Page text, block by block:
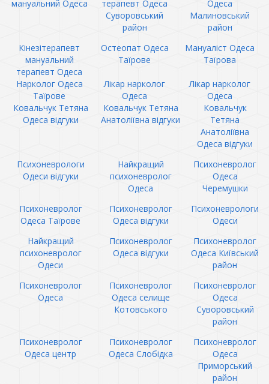
мануальний Одеса
терапевт Одеса
Суворовський
район
Одеса
Малиновський
район
Кінезітерапевт
мануальний
терапевт Одеса
Остеопат Одеса
Таїрове
Мануаліст Одеса
Таїрова
Нарколог Одеса
Таїрове
Лікар нарколог
Одеса
Лікар нарколог
Одеса
Ковальчук Тетяна
Одеса відгуки
Ковальчук Тетяна
Анатоліївна відгуки
Ковальчук
Тетяна
Анатоліївна
Одеса відгуки
Психоневрологи
Одеси відгуки
Найкращий
психоневролог
Одеса
Психоневролог
Одеса
Черемушки
Психоневролог
Одеса Таїрове
Психоневролог
Одеса відгуки
Психоневрологи
Одеси
Найкращий
психоневролог
Одеси
Психоневролог
Одеса відгуки
Психоневролог
Одеса Київський
район
Психоневролог
Одеса
Психоневролог
Одеса селище
Котовського
Психоневролог
Одеса
Суворовський
район
Психоневролог
Одеса центр
Психоневролог
Одеса Слобідка
Психоневролог
Одеса
Приморський
район